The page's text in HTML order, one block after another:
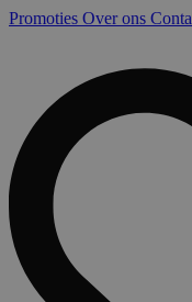
Promoties Over ons